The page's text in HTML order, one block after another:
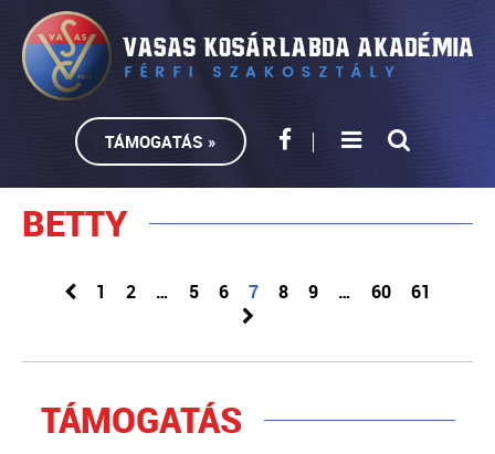
TÁMOGATÁS »
BETTY
1 2 … 5 6 7 8 9 … 60 61
TÁMOGATÁS